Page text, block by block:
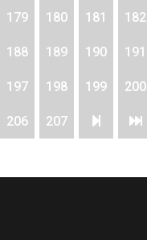
179 180 181 182
188 189 190 191
197 198 199 200
206 207